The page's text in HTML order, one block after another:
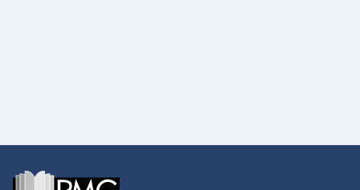
Footer